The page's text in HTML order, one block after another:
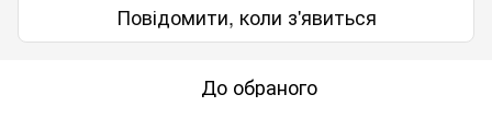
Повідомити, коли з'явиться
До обраного